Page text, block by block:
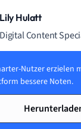
Lily Hulatt
Digital Content
Content
in Content-
University erhalten,
Nutzer erzielen
bessere Noten.